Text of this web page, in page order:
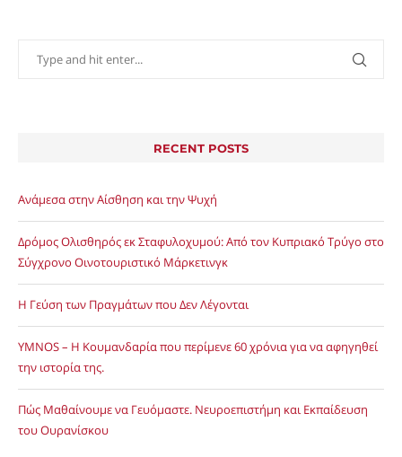
RECENT POSTS
Ανάμεσα στην Αίσθηση και την Ψυχή
Δρόμος Ολισθηρός εκ Σταφυλοχυμού: Από τον Κυπριακό Τρύγο στο
Σύγχρονο Οινοτουριστικό Μάρκετινγκ
Η Γεύση των Πραγμάτων που Δεν Λέγονται
YMNOS – Η Κουμανδαρία που περίμενε 60 χρόνια για να αφηγηθεί
την ιστορία της.
Πώς Μαθαίνουμε να Γευόμαστε. Νευροεπιστήμη και Εκπαίδευση
του Ουρανίσκου